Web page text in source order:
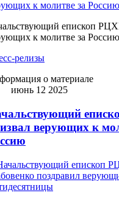
епископ
к молитве за Россию
релизы
о материале
июнь 12 2025
верующих к